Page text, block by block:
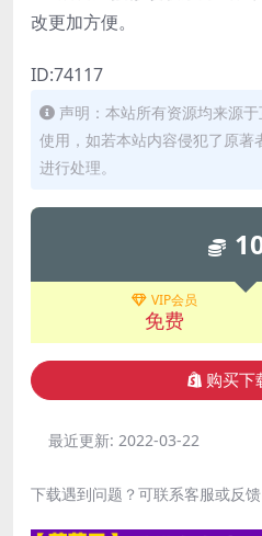
改更加方便。
ID:74117
声明：本站所有资源均来源
使用，如若本站内容侵犯了原著
进行处理。
VIP会员
免费
购买下
最近更新: 2022-03-22
下载遇到问题？可联系客服或反馈